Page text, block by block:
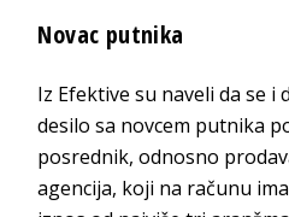
Novac putnika
Iz Efektive su naveli da se i
desilo sa novcem putnika
posrednik, odnosno
agencija, koji na računu